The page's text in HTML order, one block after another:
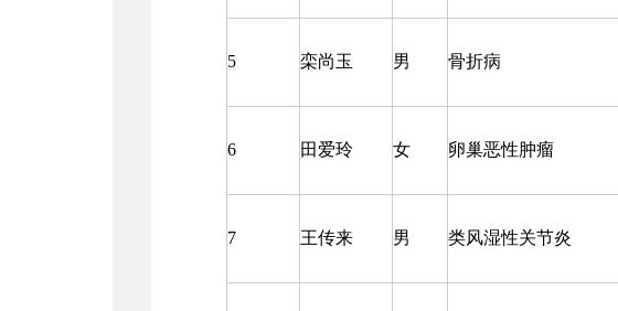
5 栾尚玉 男 骨折病
6 田爱玲 女 卵巢恶性肿瘤
7 王传来 男 类风湿性关节炎